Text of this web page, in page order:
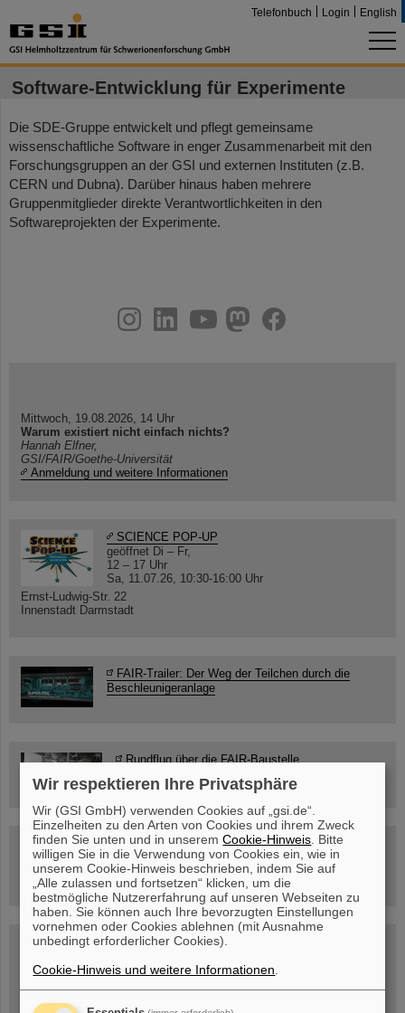
Telefonbuch Login English
Software-Entwicklung für Experimente
Die SDE-Gruppe entwickelt und pflegt gemeinsame
wissenschaftliche Software in enger Zusammenarbeit mit den
Forschungsgruppen an der GSI und externen Instituten (z.B.
CERN und Dubna). Darüber hinaus haben mehrere
Gruppenmitglieder direkte Verantwortlichkeiten in den
Softwareprojekten der Experimente.
youtube
helmholtz.social
facebook
Mittwoch, 19.08.2026, 14 Uhr
Warum existiert nicht einfach nichts?
Hannah Elfner,
GSI/FAIR/Goethe-Universität
Anmeldung und weitere Informationen
SCIENCE POP-UP
geöffnet Di – Fr,
12 – 17 Uhr
Sa, 11.07.26, 10:30-16:00 Uhr
Ernst-Ludwig-Str. 22
Innenstadt Darmstadt
FAIR-Trailer: Der Weg der Teilchen durch die
Beschleunigeranlage
Rundflug über die FAIR-Baustelle
Besichtigung von GSI/FAIR –
jetzt Termin buchen!
Blog Beam On
Menschen...hinter GSI und FAIR.
Wir respektieren Ihre Privatsphäre
Wir (GSI GmbH) verwenden Cookies auf „gsi.de“.
Einzelheiten zu den Arten von Cookies und ihrem Zweck
finden Sie unten und in unseremCookie-Hinweis . Bitte
willigen Sie in die Verwendung von Cookies ein, wie in
unserem Cookie-Hinweis beschrieben, indem Sie auf
„Alle zulassen und fortsetzen“ klicken, um die
bestmögliche Nutzererfahrung auf unseren Webseiten zu
haben. Sie können auch Ihre bevorzugten Einstellungen
vornehmen oder Cookies ablehnen (mit Ausnahme
unbedingt erforderlicher Cookies).
Cookie-Hinweis und weitere Informationen